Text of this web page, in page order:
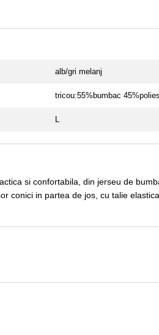
alb/gri melanj
tricou:55%bumbac
si confortabila, din jerseu de
conici in partea de jos, cu talie